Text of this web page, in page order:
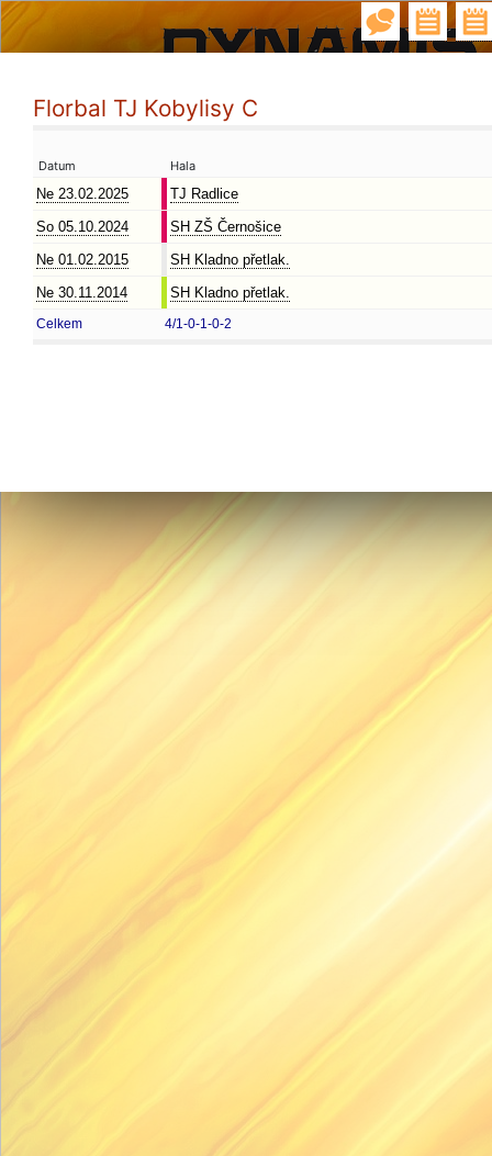
Florbal TJ Kobylisy C
Datum Hala
Ne 23.02.2025
TJ Radlice
So 05.10.2024
SH ZŠ Černošice
Ne 01.02.2015
SH Kladno přetlak.
Ne 30.11.2014
SH Kladno přetlak.
Celkem 4/1-0-1-0-2